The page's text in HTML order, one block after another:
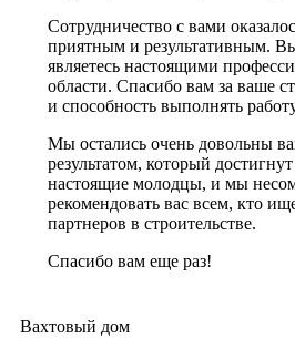
Сотрудничество с вами
приятным и результативным.
являетесь настоящими
области. Спасибо вам за ваше
и способность выполнять
Мы остались очень довольны
результатом, который
настоящие молодцы, и мы
рекомендовать вас всем, кто
партнеров в строительстве.
Спасибо вам еще раз!
Вахтовый дом